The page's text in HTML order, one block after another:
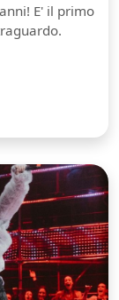
E' il primo